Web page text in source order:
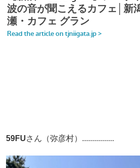
59FUさん（弥彦村）................